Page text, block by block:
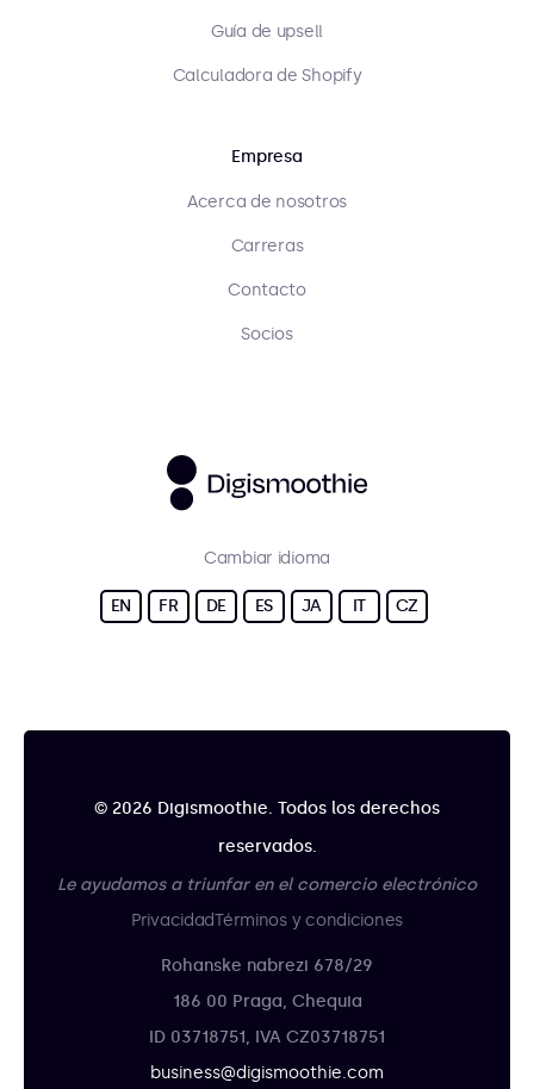
Guía de upsell
Calculadora de Shopify
Empresa
Acerca de nosotros
Carreras
Contacto
Socios
Cambiar idioma
EN FR DE ES JA IT CZ
© 2026 Digismoothie. Todos los derechos
reservados.
Le ayudamos a triunfar en el comercio electrónico
PrivacidadTérminos y condiciones
Rohanske nabrezi 678/29
186 00 Praga, Chequia
ID 03718751, IVA CZ03718751
business@digismoothie.com